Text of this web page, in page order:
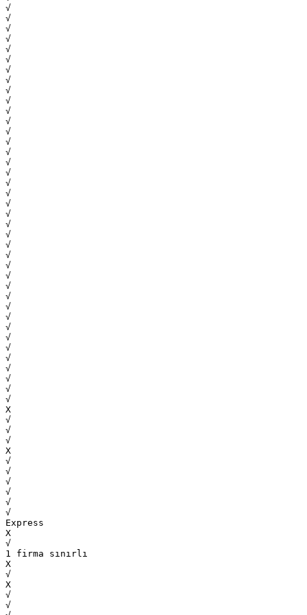
√
√
√
√
√
√
√
√
√
√
√
√
√
√
√
√
√
√
√
√
√
√
√
√
√
√
√
√
√
√
√
√
√
√
√
√
√
√
√
Х
√
√
√
Х
√
√
√
√
√
√
Express
Х
√
1 firma sınırlı
Х
√
Х
√
√